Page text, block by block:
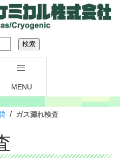
MENU
/ ガス漏れ検査